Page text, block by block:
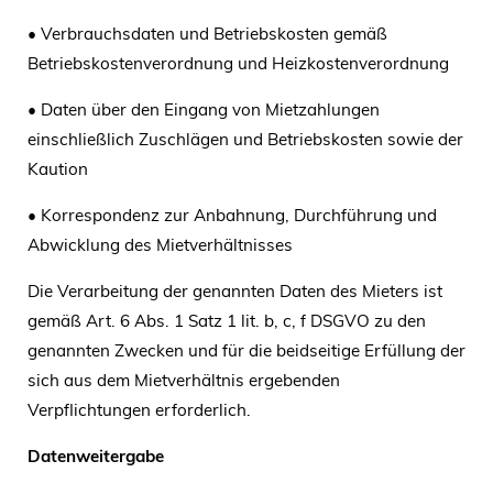
• Verbrauchsdaten und Betriebskosten gemäß
Betriebskostenverordnung und Heizkostenverordnung
• Daten über den Eingang von Mietzahlungen
einschließlich Zuschlägen und Betriebskosten sowie der
Kaution
• Korrespondenz zur Anbahnung, Durchführung und
Abwicklung des Mietverhältnisses
Die Verarbeitung der genannten Daten des Mieters ist
gemäß Art. 6 Abs. 1 Satz 1 lit. b, c, f DSGVO zu den
genannten Zwecken und für die beidseitige Erfüllung der
sich aus dem Mietverhältnis ergebenden
Verpflichtungen erforderlich.
Datenweitergabe